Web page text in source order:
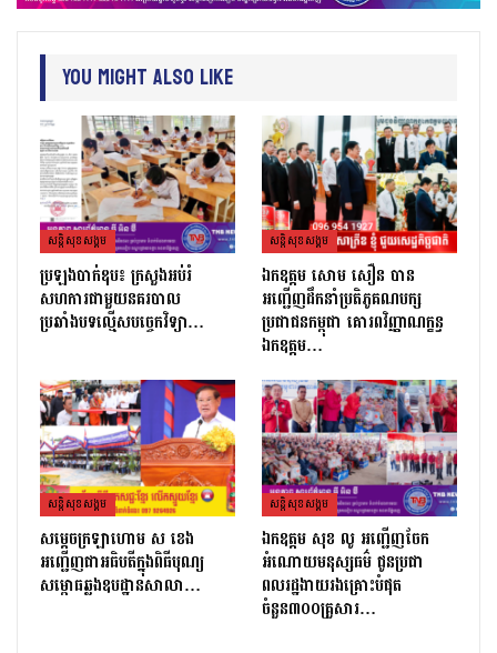
You Might Also Like
សន្តិសុខសង្គម
ប្រឡងបាក់ឌុប៖ ក្រសួងអប់រំ
សហការជាមួយនគរបាល
ប្រឆាំងបទល្មើសបច្ចេកវិទ្យា…
សន្តិសុខសង្គម
ឯកឧត្តម សោម សឿន បាន
អញ្ជើញដឹកនាំប្រតិភូគណបក្ស
ប្រជាជនកម្ពុជា គោរពវិញ្ញាណក្ខន្ធ
ឯកឧត្តម…
សន្តិសុខសង្គម
សម្ដេចក្រឡាហោម ស ខេង
អញ្ជើញជាអធិបតីក្នុងពិធីបុណ្យ
សម្ពោធឆ្លងឧបដ្ឋានសាលា…
សន្តិសុខសង្គម
ឯកឧត្តម សុខ លូ អញ្ជើញចែក
អំណោយមនុស្សធម៌ ជូនប្រជា
ពលរដ្ឋងាយរងគ្រោះបំផុត
ចំនួន៣០០គ្រួសារ…